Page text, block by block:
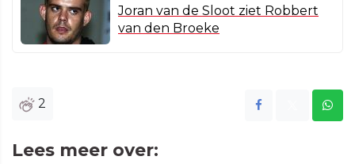
Joran van de Sloot ziet Robbert
van den Broeke
2
Lees meer over: